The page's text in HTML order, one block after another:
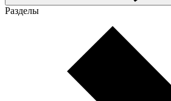
Разделы